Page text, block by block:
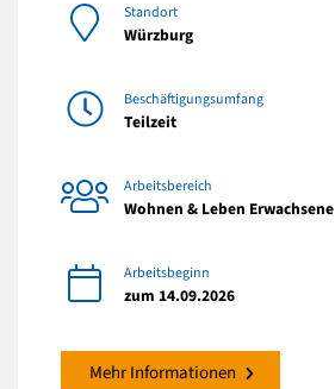
Standort
Würzburg
Beschäftigungsumfang
Teilzeit
Arbeitsbereich
Wohnen & Leben Erwachsene
Arbeitsbeginn
zum 14.09.2026
Mehr Informationen